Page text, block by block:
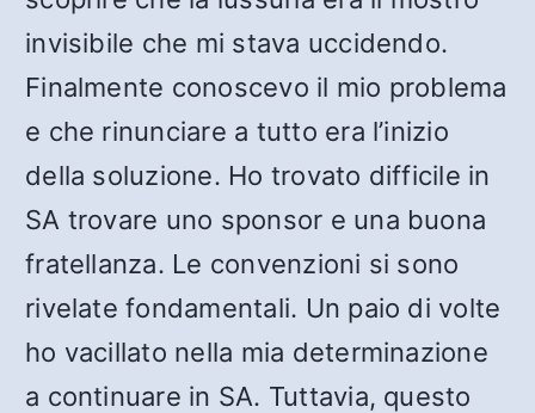
invisibile che mi stava uccidendo.
Finalmente conoscevo il mio problema
e che rinunciare a tutto era l’inizio
della soluzione. Ho trovato difficile in
SA trovare uno sponsor e una buona
fratellanza. Le convenzioni si sono
rivelate fondamentali. Un paio di volte
ho vacillato nella mia determinazione
a continuare in SA. Tuttavia, questo